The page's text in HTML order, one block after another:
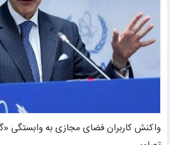
واکنش کاربران فضای مجازی به وابستگی